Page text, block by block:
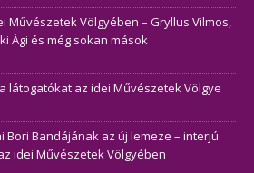
Művészetek Völgyében – Gryllus Vilmos,
Ági és még sokan mások
látogatókat az idei Művészetek Völgye
Bori Bandájának az új lemeze – interjú
idei Művészetek Völgyében